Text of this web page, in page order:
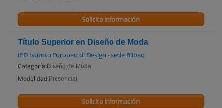
Solicita información
Título Superior en Diseño de Moda
IED Istituto Europeo di Design - sede Bilbao
Categoría: Diseño de Moda
Modalidad: Presencial
Solicita información